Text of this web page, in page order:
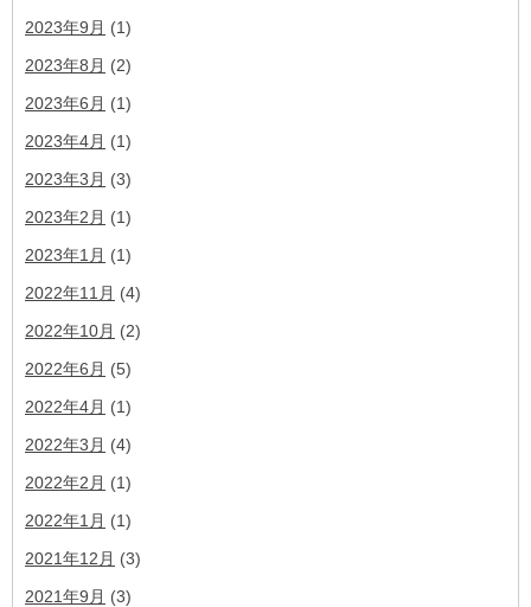
2023年9月 (1)
2023年8月 (2)
2023年6月 (1)
2023年4月 (1)
2023年3月 (3)
2023年2月 (1)
2023年1月 (1)
2022年11月 (4)
2022年10月 (2)
2022年6月 (5)
2022年4月 (1)
2022年3月 (4)
2022年2月 (1)
2022年1月 (1)
2021年12月 (3)
2021年9月 (3)